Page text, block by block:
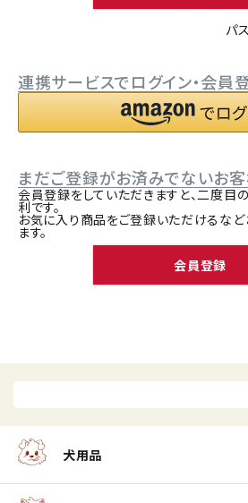
person
パ
連携サービスでログイン・会員
まだご登録がお済みでないお
会員登録をしていただきますと、二度目
利です。
お気に入り商品をご登録いただけるな
ます。
会員登録
犬用品